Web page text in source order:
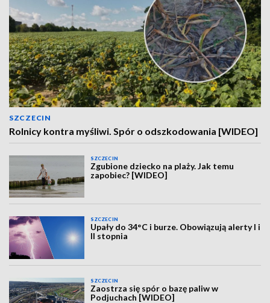
SZCZECIN
Rolnicy kontra myśliwi. Spór o odszkodowania [WIDEO]
SZCZECIN
Zgubione dziecko na plaży. Jak temu
zapobiec? [WIDEO]
SZCZECIN
Upały do 34°C i burze. Obowiązują alerty I i
II stopnia
SZCZECIN
Zaostrza się spór o bazę paliw w
Podjuchach [WIDEO]